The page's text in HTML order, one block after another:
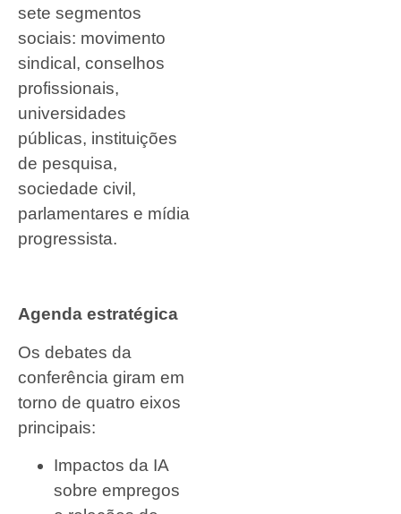
sete segmentos
sociais: movimento
sindical, conselhos
profissionais,
universidades
públicas, instituições
de pesquisa,
sociedade civil,
parlamentares e mídia
progressista.
Agenda estratégica
Os debates da
conferência giram em
torno de quatro eixos
principais:
Impactos da IA
sobre empregos